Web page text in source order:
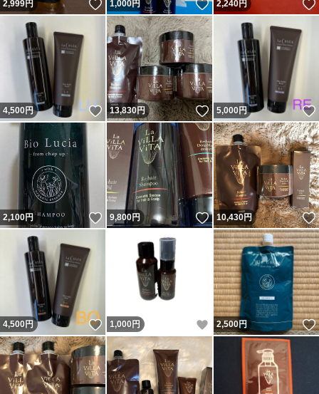
2,999円 いいね！
1,000円 いいね！
2,240円
4,500円 いいね！
13,830円 いいね！
5,000円
2,100円 いいね！
9,800円 いいね！
10,430円
4,500円 いいね！
1,000 円 いいね！
2,500円